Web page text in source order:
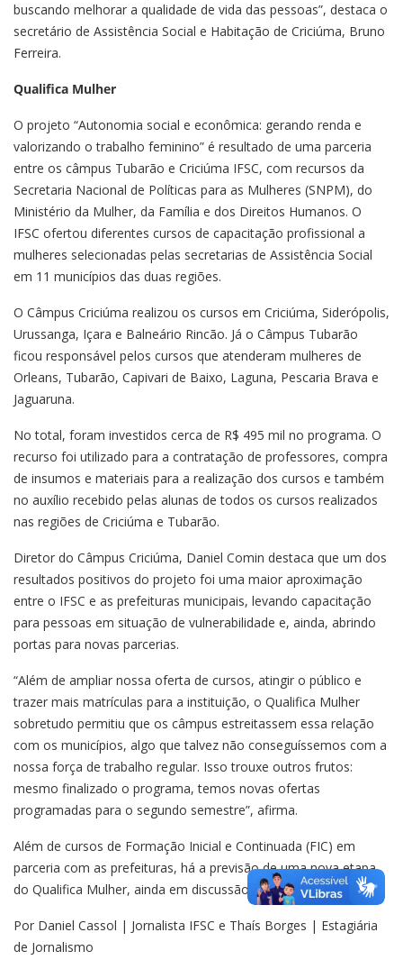
buscando melhorar a qualidade de vida das pessoas”, destaca o
secretário de Assistência Social e Habitação de Criciúma, Bruno
Ferreira.
Qualifica Mulher
O projeto “Autonomia social e econômica: gerando renda e
valorizando o trabalho feminino” é resultado de uma parceria
entre os câmpus Tubarão e Criciúma IFSC, com recursos da
Secretaria Nacional de Políticas para as Mulheres (SNPM), do
Ministério da Mulher, da Família e dos Direitos Humanos. O
IFSC ofertou diferentes cursos de capacitação profissional a
mulheres selecionadas pelas secretarias de Assistência Social
em 11 municípios das duas regiões.
O Câmpus Criciúma realizou os cursos em Criciúma, Siderópolis,
Urussanga, Içara e Balneário Rincão. Já o Câmpus Tubarão
ficou responsável pelos cursos que atenderam mulheres de
Orleans, Tubarão, Capivari de Baixo, Laguna, Pescaria Brava e
Jaguaruna.
No total, foram investidos cerca de R$ 495 mil no programa. O
recurso foi utilizado para a contratação de professores, compra
de insumos e materiais para a realização dos cursos e também
no auxílio recebido pelas alunas de todos os cursos realizados
nas regiões de Criciúma e Tubarão.
Diretor do Câmpus Criciúma, Daniel Comin destaca que um dos
resultados positivos do projeto foi uma maior aproximação
entre o IFSC e as prefeituras municipais, levando capacitação
para pessoas em situação de vulnerabilidade e, ainda, abrindo
portas para novas parcerias.
“Além de ampliar nossa oferta de cursos, atingir o público e
trazer mais matrículas para a instituição, o Qualifica Mulher
sobretudo permitiu que os câmpus estreitassem essa relação
com os municípios, algo que talvez não conseguíssemos com a
nossa força de trabalho regular. Isso trouxe outros frutos:
mesmo finalizado o programa, temos novas ofertas
programadas para o segundo semestre”, afirma.
Além de cursos de Formação Inicial e Continuada (FIC) em
parceria com as prefeituras, há a previsão de uma nova etapa
do Qualifica Mulher, ainda em discussão.
Por Daniel Cassol | Jornalista IFSC e Thaís Borges | Estagiária
de Jornalismo